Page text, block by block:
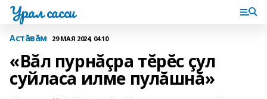
Урал сасси
Астăвăм 29 МАЯ 2024, 04:10
«Вăл пурнăçра тĕрĕс çул
суйласа илме пулăшнă»